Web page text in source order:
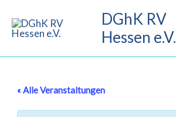
Inhalt
springen
DGhK RV
Hessen e.V.
« Alle Veranstaltungen